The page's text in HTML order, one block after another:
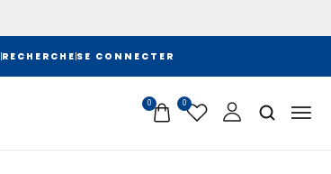
RECHERCHESE CONNECTER
0 0